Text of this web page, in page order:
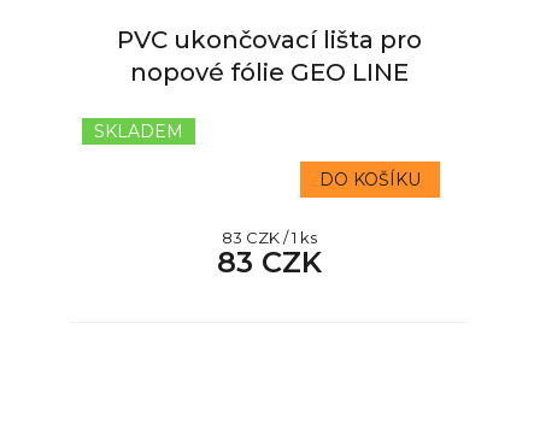
PVC ukončovací lišta pro
nopové fólie GEO LINE
SKLADEM
83 CZK
Měrná
cena:
83 CZK / 1 ks
DO KOŠÍKU